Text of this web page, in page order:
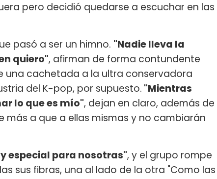
pero decidió quedarse a escuchar en las
pasó a ser un himno. "Nadie lleva la
quiero", afirman de forma contundente
una cachetada a la ultra conservadora
del K-pop, por supuesto. "Mientras
lo que es mío", dejan en claro, además de
a que a ellas mismas y no cambiarán
especial para nosotras", y el grupo rompe
sus fibras, una al lado de la otra "Como las